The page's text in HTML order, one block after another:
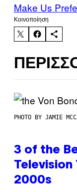
Make Us
Kοινοποίηση
PHOTO BY JAMIE
3 of the
Television
2000s